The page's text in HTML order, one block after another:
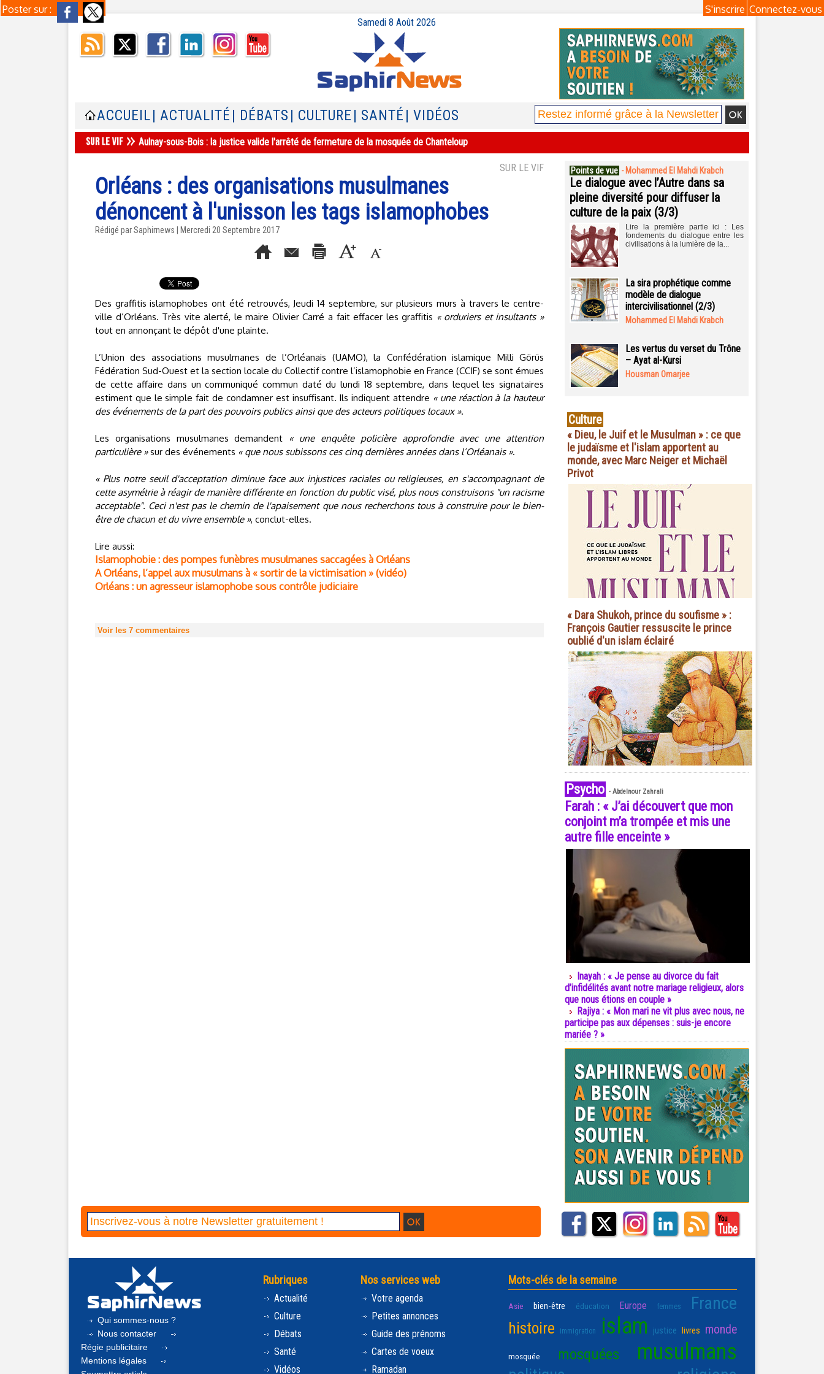
Poster sur : Connectez-vous
S'inscrire
Samedi 8 Août 2026
ACCUEIL | ACTUALITÉ | DÉBATS | CULTURE | SANTÉ | VIDÉOS
Aulnay-sous-Bois : la justice valide l'arrêté de fermeture de la mosquée de Chanteloup
SUR LE VIF
Orléans : des organisations musulmanes
dénoncent à l'unisson les tags islamophobes
Rédigé par Saphirnews | Mercredi 20 Septembre 2017
Des graffitis islamophobes ont été retrouvés, Jeudi 14 septembre, sur plusieurs murs à travers le centre-
ville d’Orléans. Très vite alerté, le maire Olivier Carré a fait effacer les graffitis « orduriers et insultants »
tout en annonçant le dépôt d'une plainte.
L’Union des associations musulmanes de l’Orléanais (UAMO), la Confédération islamique Milli Görüs
Fédération Sud-Ouest et la section locale du Collectif contre l’islamophobie en France (CCIF) se sont émues
de cette affaire dans un communiqué commun daté du lundi 18 septembre, dans lequel les signataires
estiment que le simple fait de condamner est insuffisant. Ils indiquent attendre « une réaction à la hauteur
des événements de la part des pouvoirs publics ainsi que des acteurs politiques locaux ».
Les organisations musulmanes demandent « une enquête policière approfondie avec une attention
particulière »sur des événements « que nous subissons ces cinq dernières années dans l’Orléanais ».
« Plus notre seuil d'acceptation diminue face aux injustices raciales ou religieuses, en s'accompagnant de
cette asymétrie à réagir de manière différente en fonction du public visé, plus nous construisons "un racisme
acceptable". Ceci n'est pas le chemin de l'apaisement que nous recherchons tous à construire pour le bien-
être de chacun et du vivre ensemble », conclut-elles.
Lire aussi:
Islamophobie : des pompes funèbres musulmanes saccagées à Orléans
A Orléans, l’appel aux musulmans à « sortir de la victimisation » (vidéo)
Orléans : un agresseur islamophobe sous contrôle judiciaire
Voir les 7 commentaires
Points de vue - Mohammed El Mahdi Krabch
Le dialogue avec l’Autre dans sa
pleine diversité pour diffuser la
culture de la paix (3/3)
Lire la première partie ici : Les
fondements du dialogue entre les
civilisations à la lumière de la...
La sira prophétique comme
modèle de dialogue
intercivilisationnel (2/3)
Mohammed El Mahdi Krabch
Les vertus du verset du Trône
– Ayat al-Kursi
Housman Omarjee
Culture
« Dieu, le Juif et le Musulman » : ce que
le judaïsme et l'islam apportent au
monde, avec Marc Neiger et Michaël
Privot
« Dara Shukoh, prince du soufisme » :
François Gautier ressuscite le prince
oublié d'un islam éclairé
Psycho - Abdelnour Zahrali
Farah : « J’ai découvert que mon
conjoint m’a trompée et mis une
autre fille enceinte »
Inayah : « Je pense au divorce du fait
d’infidélités avant notre mariage religieux, alors
que nous étions en couple »
Rajiya : « Mon mari ne vit plus avec nous, ne
participe pas aux dépenses : suis-je encore
mariée ? »
Qui sommes-nous ?
Nous contacter
Régie publicitaire
Mentions légales
Rubriques
Actualité
Culture
Débats
Santé
Vidéos
Nos services web
Votre agenda
Petites annonces
Guide des prénoms
Cartes de voeux
Ramadan
Mots-clés de la semaine
Asie bien-être éducation Europe femmes France
histoire immigration islam justice livres monde
mosquée mosquées musulmans